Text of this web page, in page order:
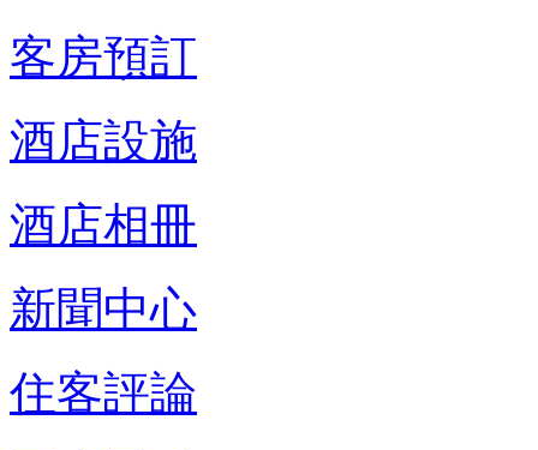
客房預訂
酒店設施
酒店相冊
新聞中心
住客評論